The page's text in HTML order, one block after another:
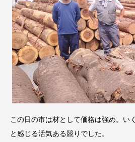
この日の市は材として価格は強め。い
と感じる活気ある競りでした。